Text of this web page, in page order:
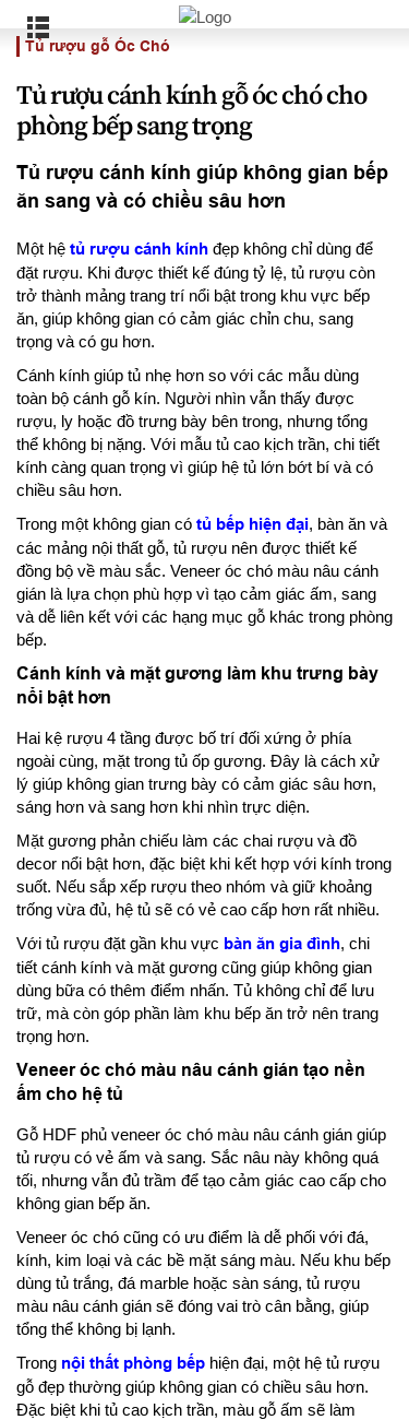
Tủ rượu gỗ Óc Chó
Tủ rượu cánh kính gỗ óc chó cho
phòng bếp sang trọng
Tủ rượu cánh kính giúp không gian bếp
ăn sang và có chiều sâu hơn
Một hệ tủ rượu cánh kính đẹp không chỉ dùng để
đặt rượu. Khi được thiết kế đúng tỷ lệ, tủ rượu còn
trở thành mảng trang trí nổi bật trong khu vực bếp
ăn, giúp không gian có cảm giác chỉn chu, sang
trọng và có gu hơn.
Cánh kính giúp tủ nhẹ hơn so với các mẫu dùng
toàn bộ cánh gỗ kín. Người nhìn vẫn thấy được
rượu, ly hoặc đồ trưng bày bên trong, nhưng tổng
thể không bị nặng. Với mẫu tủ cao kịch trần, chi tiết
kính càng quan trọng vì giúp hệ tủ lớn bớt bí và có
chiều sâu hơn.
Trong một không gian có tủ bếp hiện đại, bàn ăn và
các mảng nội thất gỗ, tủ rượu nên được thiết kế
đồng bộ về màu sắc. Veneer óc chó màu nâu cánh
gián là lựa chọn phù hợp vì tạo cảm giác ấm, sang
và dễ liên kết với các hạng mục gỗ khác trong phòng
bếp.
Cánh kính và mặt gương làm khu trưng bày
nổi bật hơn
Hai kệ rượu 4 tầng được bố trí đối xứng ở phía
ngoài cùng, mặt trong tủ ốp gương. Đây là cách xử
lý giúp không gian trưng bày có cảm giác sâu hơn,
sáng hơn và sang hơn khi nhìn trực diện.
Mặt gương phản chiếu làm các chai rượu và đồ
decor nổi bật hơn, đặc biệt khi kết hợp với kính trong
suốt. Nếu sắp xếp rượu theo nhóm và giữ khoảng
trống vừa đủ, hệ tủ sẽ có vẻ cao cấp hơn rất nhiều.
Với tủ rượu đặt gần khu vực bàn ăn gia đình, chi
tiết cánh kính và mặt gương cũng giúp không gian
dùng bữa có thêm điểm nhấn. Tủ không chỉ để lưu
trữ, mà còn góp phần làm khu bếp ăn trở nên trang
trọng hơn.
Veneer óc chó màu nâu cánh gián tạo nền
ấm cho hệ tủ
Gỗ HDF phủ veneer óc chó màu nâu cánh gián giúp
tủ rượu có vẻ ấm và sang. Sắc nâu này không quá
tối, nhưng vẫn đủ trầm để tạo cảm giác cao cấp cho
không gian bếp ăn.
Veneer óc chó cũng có ưu điểm là dễ phối với đá,
kính, kim loại và các bề mặt sáng màu. Nếu khu bếp
dùng tủ trắng, đá marble hoặc sàn sáng, tủ rượu
màu nâu cánh gián sẽ đóng vai trò cân bằng, giúp
tổng thể không bị lạnh.
Trong nội thất phòng bếp hiện đại, một hệ tủ rượu
gỗ đẹp thường giúp không gian có chiều sâu hơn.
Đặc biệt khi tủ cao kịch trần, màu gỗ ấm sẽ làm